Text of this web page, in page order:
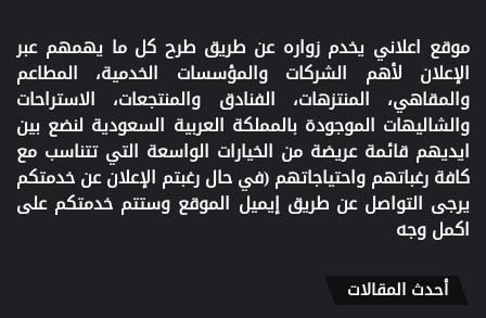
موقع اعلاني يخدم زواره عن طريق طرح كل ما يهمهم عبر
الإعلان لأهم الشركات والمؤسسات الخدمية، المطاعم
والمقاهي، المنتزهات، الفنادق والمنتجعات، الاستراحات
والشاليهات الموجودة بالمملكة العربية السعودية لنضع بين
ايديهم قائمة عريضة من الخيارات الواسعة التي تتناسب مع
كافة رغباتهم واحتياجاتهم (في حال رغبتم الإعلان عن خدمتكم
يرجى التواصل عن طريق إيميل الموقع وستتم خدمتكم على
اكمل وجه
أحدث المقالات